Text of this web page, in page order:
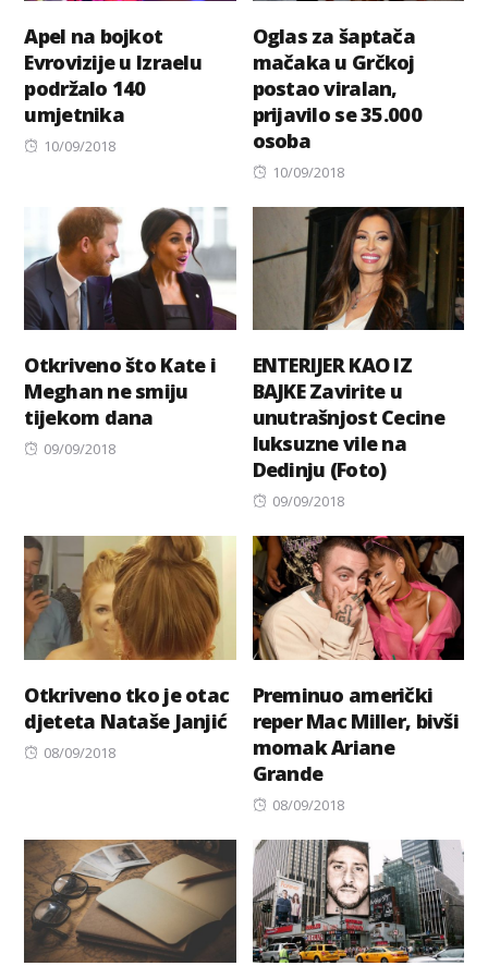
Apel na bojkot
Evrovizije u Izraelu
podržalo 140
umjetnika
Posted
10/09/2018
Oglas za šaptača
mačaka u Grčkoj
postao viralan,
prijavilo se 35.000
osoba
Posted
10/09/2018
Otkriveno što Kate i
Meghan ne smiju
tijekom dana
Posted
09/09/2018
ENTERIJER KAO IZ
BAJKE Zavirite u
unutrašnjost Cecine
luksuzne vile na
Dedinju (Foto)
Posted
09/09/2018
Otkriveno tko je otac
djeteta Nataše Janjić
Posted
08/09/2018
Preminuo američki
reper Mac Miller, bivši
momak Ariane
Grande
Posted
08/09/2018